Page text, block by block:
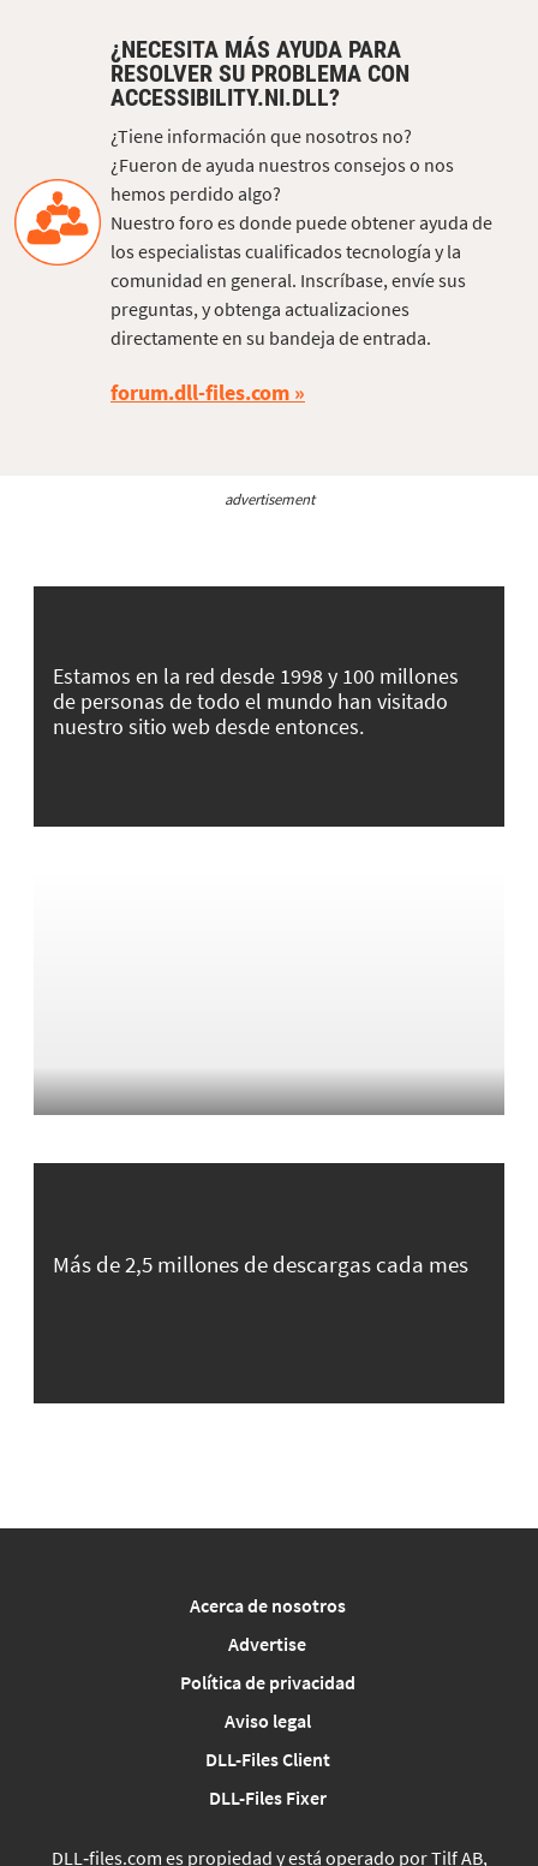
¿NECESITA MÁS AYUDA PARA
RESOLVER SU PROBLEMA CON
ACCESSIBILITY.NI.DLL?
¿Tiene información que nosotros no?
¿Fueron de ayuda nuestros consejos o nos
hemos perdido algo?
Nuestro foro es donde puede obtener ayuda de
los especialistas cualificados tecnología y la
comunidad en general. Inscríbase, envíe sus
preguntas, y obtenga actualizaciones
directamente en su bandeja de entrada.
forum.dll-files.com
advertisement
Estamos en la red desde 1998 y 100 millones
de personas de todo el mundo han visitado
nuestro sitio web desde entonces.
Más de 2,5 millones de descargas cada mes
Acerca de nosotros
Advertise
Política de privacidad
Aviso legal
DLL-Files Client
DLL-Files Fixer
DLL‑files.com es propiedad y está operado por Tilf AB,